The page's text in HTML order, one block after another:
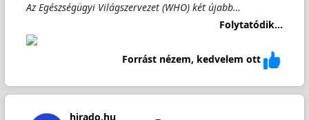
Az Egészségügyi Világszervezet (WHO) két újabb…
Folytatódik...
Forrást nézem, kedvelem ott
hirado.hu